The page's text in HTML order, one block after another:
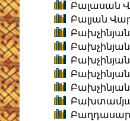
Բալասան
Բալյան
Բախչինյան
Բախչինյան